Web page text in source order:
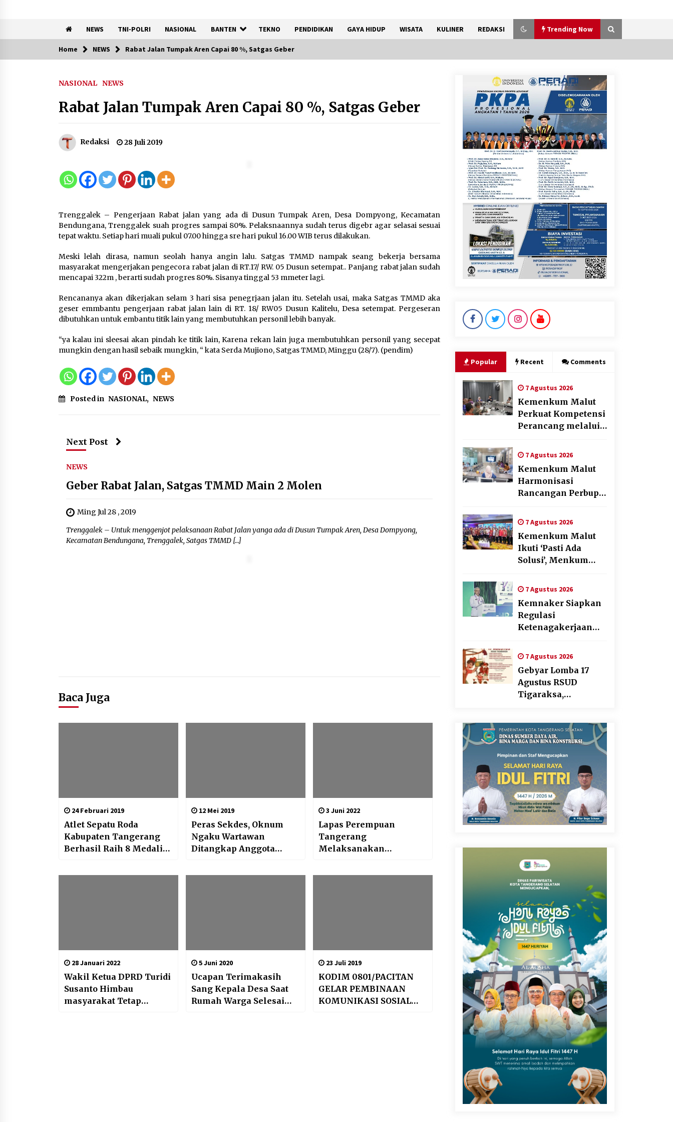
NEWS TNI-POLRI NASIONAL BANTEN TEKNO PENDIDIKAN GAYA HIDUP WISATA KULINER REDAKSI Trending Now
Trending Now
Kemenkum Malut Perkuat
melalui Pendalaman Materi
Penyusunan Produk Hukum
7 Agustus 2026
Perbup Pengadaan Barang
dan Jasa pada BUMD Halteng
Kemenkum Malut Ikuti ‘Pasti
Ada Solusi’, Menkum Dorong
Transformasi Digital
7 Agustus 2026
Ketenagakerjaan yang
Selaras dengan Tantangan
Pemanfaatan Limbah Galon
Bekas, Lapas Banjar Tanam
200 Pohon Cabai Dukung
Program Ketahanan Pangan
7 Agustus 2026
Tagihan Air Tanpa
Pemakaian, Terungkap Ada
, Perumdam TKR Didesak
Transparan
7 Agustus 2026
Sarana PAUD Diperkuat,
Tangsel Dorong Angka
Meningkat
7 Agustus 2026
KKM Universitas Bina Bangsa
Kelompok 83 Laksanakan
Pendampingan Pembuatan
Spanduk Sebagai Upaya
Memperkuat Pemasaran
UMKM di Desa Cempaka
Jaga Kebugaran Petugas,
Lapas Kelas I Tangerang
Gelar Cek Kesehatan Gratis
dan Skrining TB Lanjutan
Kemenkum Malut Dorong
Perlindungan Hak Cipta Musik
di Era Digital, Sosialisasikan
Pencatatan Gratis dan
Penguatan Royalti
Dikunjungi PWI, Wawan Fauzi:
Peran Media Bisa Berdampak
Home NEWS Rabat Jalan Tumpak Aren Capai 80 %, Satgas Geber
NASIONAL NEWS
Rabat Jalan Tumpak Aren Capai 80 %, Satgas Geber
Redaksi 28 Juli 2019
Trenggalek – Pengerjaan Rabat jalan yang ada di Dusun Tumpak Aren, Desa Dompyong, Kecamatan
Bendungana, Trenggalek suah progres sampai 80%. Pelaksnaannya sudah terus digebr agar selasai sesuai
tepat waktu. Setiap hari muali pukul 07.00 hingga sre hari pukul 16.00 WIB terus dilakukan.
Meski lelah dirasa, namun seolah hanya angin lalu. Satgas TMMD nampak seang bekerja bersama
masyarakat mengerjakan pengecora rabat jalan di RT.17/ RW. 05 Dusun setempat.. Panjang rabat jalan sudah
mencapai 322m , berarti sudah progres 80%. Sisanya tinggal 53 mmeter lagi.
Rencananya akan dikerjakan selam 3 hari sisa penegrjaan jalan itu. Setelah usai, maka Satgas TMMD aka
geser emmbantu pengerjaan rabat jalan lain di RT. 18/ RW05 Dusun Kalitelu, Desa setempat. Pergeseran
dibutuhkan untuk embantu titik lain yang membutuhkan personil lebih banyak.
“ya kalau ini sleesai akan pindah ke titik lain, Karena rekan lain juga membutuhkan personil yang secepat
mungkin dengan hasil sebaik mungkin, “ kata Serda Mujiono, Satgas TMMD, Minggu (28/7). (pendim)
Posted in NASIONAL, NEWS
Next Post
NEWS
Geber Rabat Jalan, Satgas TMMD Main 2 Molen
Ming Jul 28 , 2019
Trenggalek – Untuk menggenjot pelaksanaan Rabat Jalan yanga ada di Dusun Tumpak Aren, Desa Dompyong,
Kecamatan Bendungana, Trenggalek, Satgas TMMD […]
Baca Juga
24 Februari 2019
Atlet Sepatu Roda
Kabupaten Tangerang
Berhasil Raih 8 Medali
Series I 2019
12 Mei 2019
Peras Sekdes, Oknum
Ngaku Wartawan
Ditangkap Anggota
3 Juni 2022
Lapas Perempuan
Tangerang
Melaksanakan
Rehabilitasi Tahun 2022
28 Januari 2022
Wakil Ketua DPRD Turidi
Susanto Himbau
masyarakat Tetap
5 Juni 2020
Ucapan Terimakasih
Sang Kepala Desa Saat
Rumah Warga Selesai
23 Juli 2019
KODIM 0801/PACITAN
GELAR PEMBINAAN
KOMUNIKASI SOSIAL
Popular Recent Comments
7 Agustus 2026
Kemenkum Malut
Perkuat Kompetensi
Perancang melalui
Penyusunan Produk
Hukum Daerah
7 Agustus 2026
Kemenkum Malut
Harmonisasi
Rancangan Perbup
dan Jasa pada BUMD
Halteng
7 Agustus 2026
Kemenkum Malut
Ikuti ‘Pasti Ada
Solusi’, Menkum
Transformasi
Digital
7 Agustus 2026
Kemnaker Siapkan
Regulasi
Ketenagakerjaan
dengan Tantangan
Dunia Kerja Modern
7 Agustus 2026
Gebyar Lomba 17
Agustus RSUD
Tigaraksa,
Kebersamaan